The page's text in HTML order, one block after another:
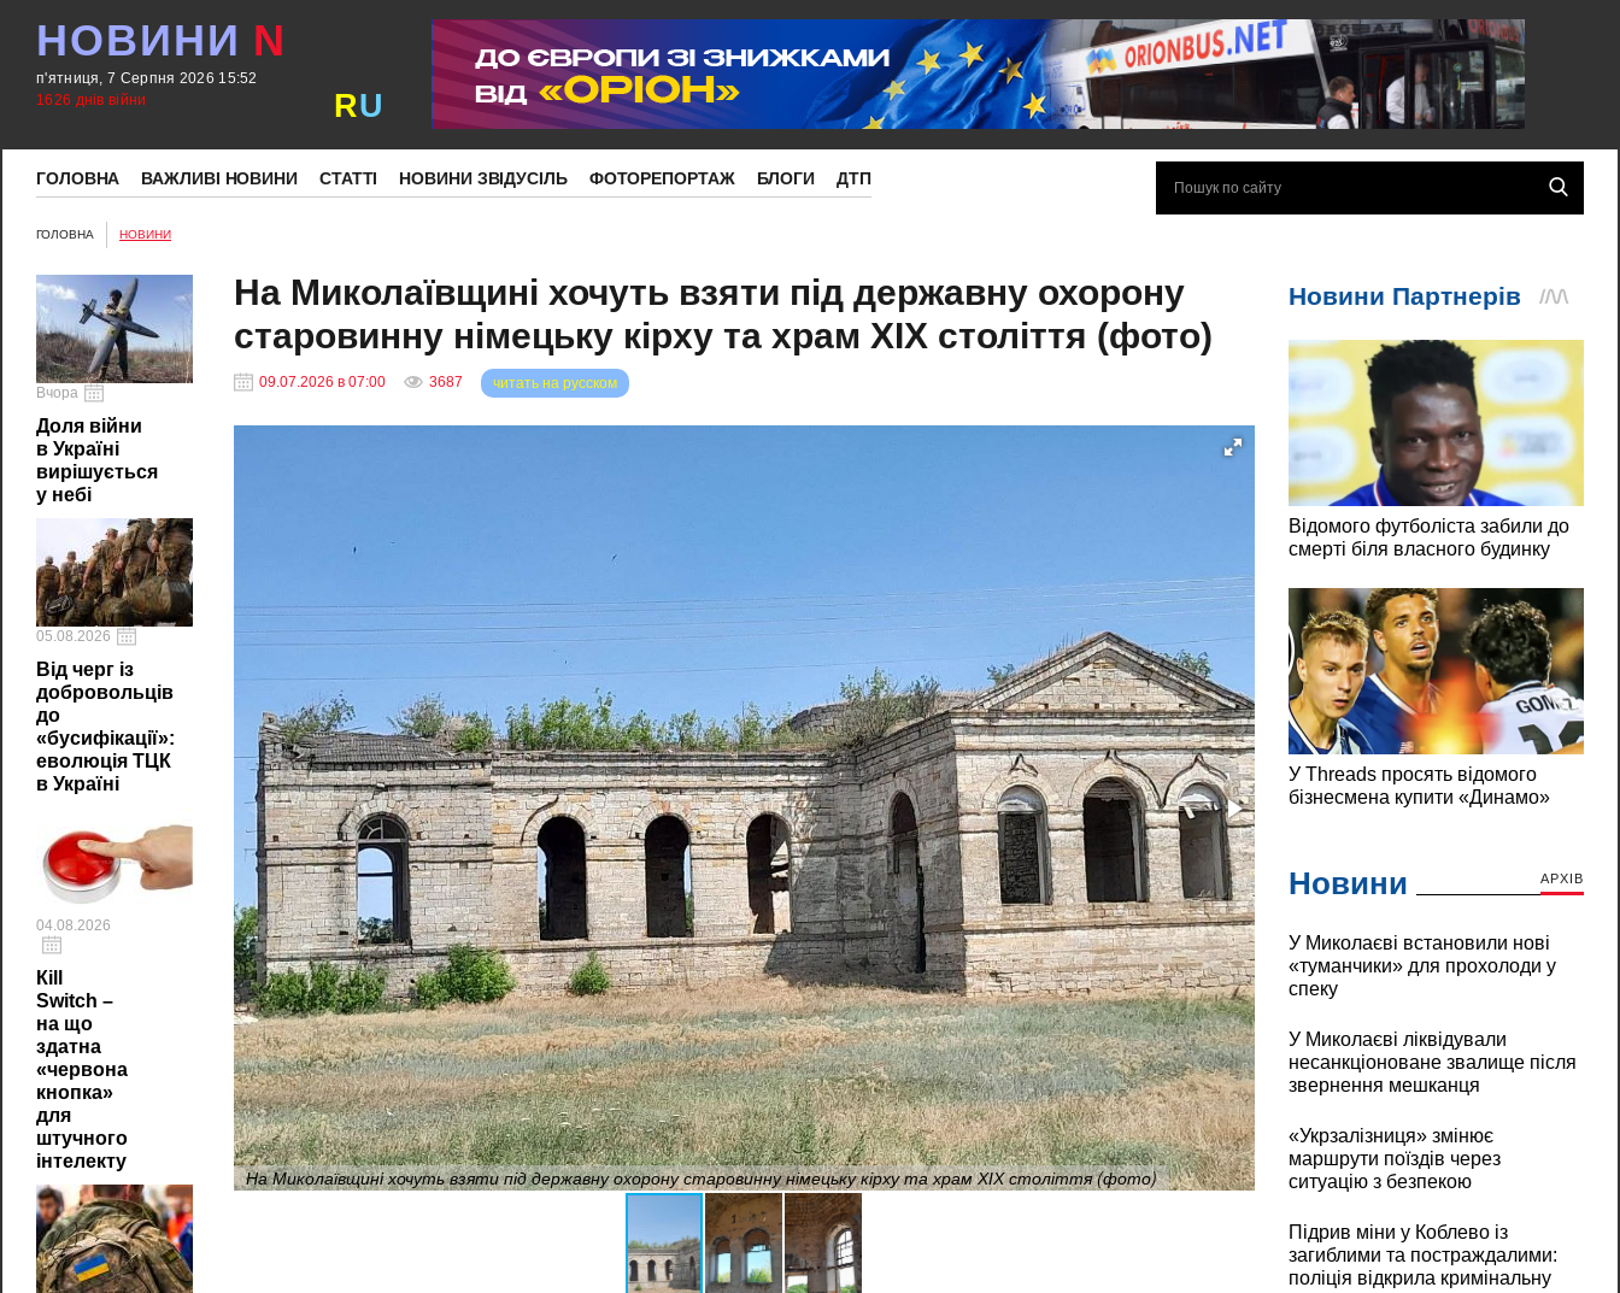
НОВИНИ N
п'ятниця, 7 Серпня 2026 15:52
1626 днів війни
RU
ГОЛОВНА ВАЖЛИВІ НОВИНИ СТАТТІ НОВИНИ ЗВІДУСІЛЬ ФОТОРЕПОРТАЖ БЛОГИ ДТП
ГОЛОВНА НОВИНИ
Вчора
Доля війни
в Україні
вирішується
у небі
05.08.2026
Від черг із
добровольців
до
«бусифікації»:
еволюція ТЦК
в Україні
04.08.2026
Кill
Switch –
на що
здатна
«червона
кнопка»
для
штучного
інтелекту
На Миколаївщині хочуть взяти під державну охорону
старовинну німецьку кірху та храм ХІХ століття (фото)
09.07.2026 в 07:00 3687 читать на русском
На Миколаївщині хочуть взяти під державну охорону старовинну німецьку кірху та храм ХІХ століття (фото) На Миколаївщині хочуть взяти під
Новини АРХІВ
У Миколаєві встановили нові
«туманчики» для прохолоди у
спеку
У Миколаєві ліквідували
несанкціоноване звалище після
звернення мешканця
«Укрзалізниця» змінює
маршрути поїздів через
ситуацію з безпекою
Підрив міни у Коблево із
загиблими та постраждалими:
поліція відкрила кримінальну